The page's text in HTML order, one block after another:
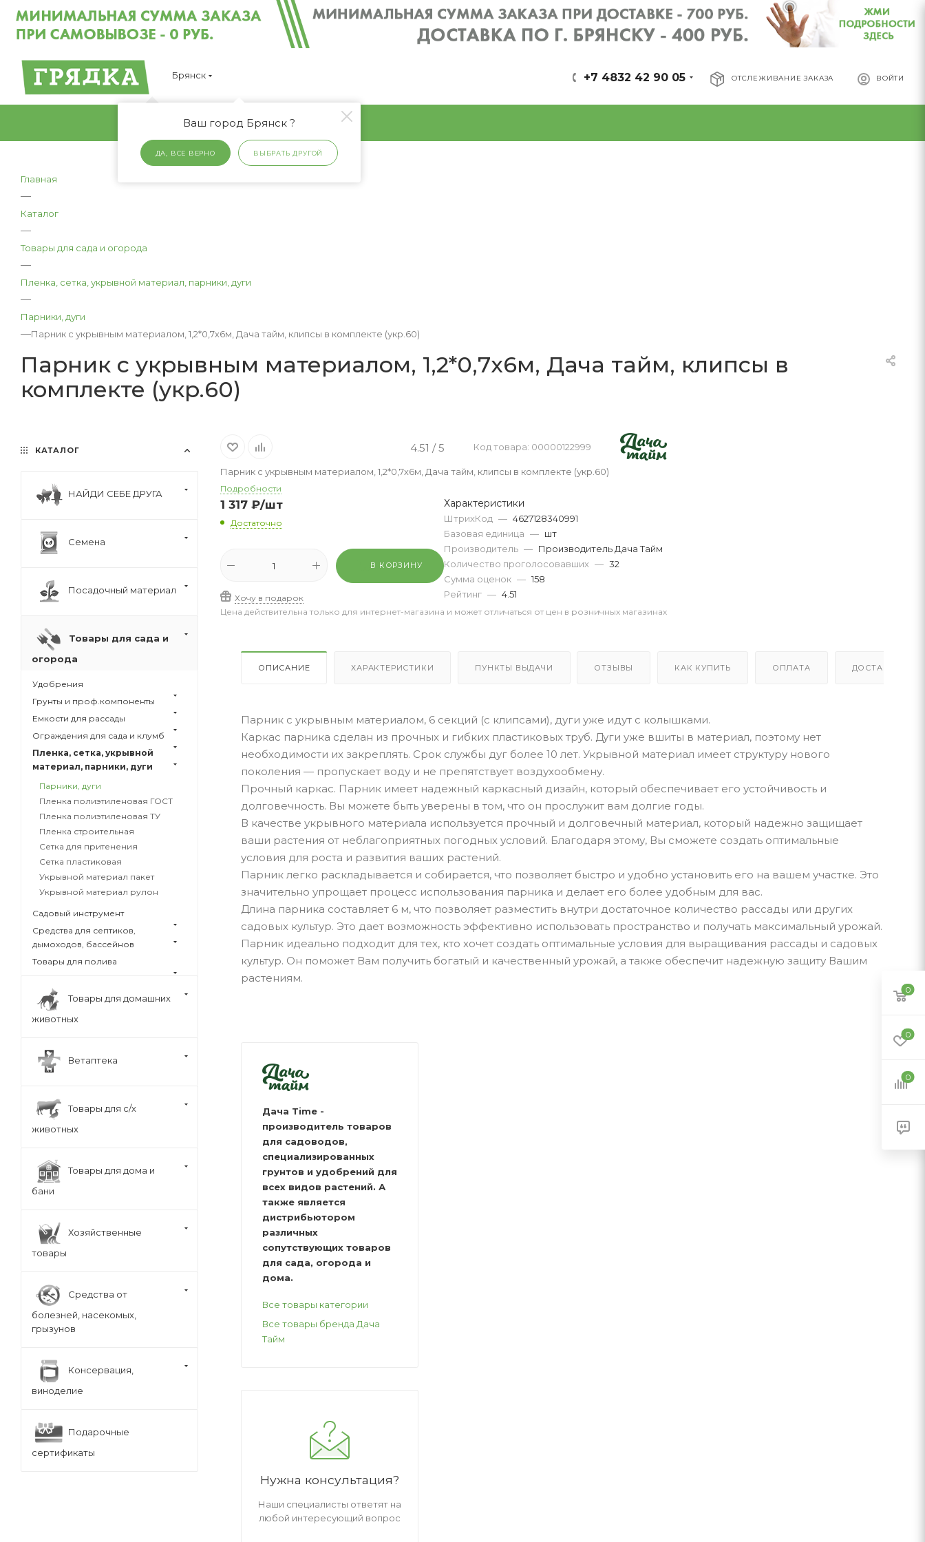
Брянск
Ваш город Брянск ?
ДА, ВСЕ ВЕРНО ВЫБРАТЬ ДРУГОЙ
ОТСЛЕЖИВАНИЕ ЗАКАЗА ВОЙТИ
+7 4832 42 90 05
Главная
—
Каталог
—
Товары для сада и огорода
—
Пленка, сетка, укрывной материал, парники, дуги
—
Парники, дуги
—Парник с укрывным материалом, 1,2*0,7х6м, Дача тайм, клипсы в комплекте (укр.60)
Парник с укрывным материалом, 1,2*0,7х6м, Дача тайм, клипсы в
комплекте (укр.60)
4.51 / 5 Код товара: 00000122999
Парник с укрывным материалом, 1,2*0,7х6м, Дача тайм, клипсы в комплекте (укр.60)
Подробности
1 317 ₽/шт
Достаточно
В КОРЗИНУ
Хочу в подарок
Характеристики
ШтрихКод — 4627128340991
Базовая единица — шт
Производитель — Производитель Дача Тайм
Количество проголосовавших — 32
Сумма оценок — 158
Рейтинг — 4.51
Цена действительна только для интернет-магазина и может отличаться от цен в розничных магазинах
ОПИСАНИЕ ХАРАКТЕРИСТИКИ ПУНКТЫ ВЫДАЧИ ОТЗЫВЫ КАК КУПИТЬ ОПЛАТА ДОСТАВКА
Парник с укрывным материалом, 6 секций (с клипсами), дуги уже идут с колышками.
Каркас парника сделан из прочных и гибких пластиковых труб. Дуги уже вшиты в материал, поэтому нет
необходимости их закреплять. Срок службы дуг более 10 лет. Укрывной материал имеет структуру нового
поколения — пропускает воду и не препятствует воздухообмену.
Прочный каркас. Парник имеет надежный каркасный дизайн, который обеспечивает его устойчивость и
долговечность. Вы можете быть уверены в том, что он прослужит вам долгие годы.
В качестве укрывного материала используется прочный и долговечный материал, который надежно защищает
ваши растения от неблагоприятных погодных условий. Благодаря этому, Вы сможете создать оптимальные
условия для роста и развития ваших растений.
Парник легко раскладывается и собирается, что позволяет быстро и удобно установить его на вашем участке. Это
значительно упрощает процесс использования парника и делает его более удобным для вас.
Длина парника составляет 6 м, что позволяет разместить внутри достаточное количество рассады или других
садовых культур. Это дает возможность эффективно использовать пространство и получать максимальный урожай.
Парник идеально подходит для тех, кто хочет создать оптимальные условия для выращивания рассады и садовых
культур. Он поможет Вам получить богатый и качественный урожай, а также обеспечит надежную защиту Вашим
растениям.
Дача Time -
производитель товаров
для садоводов,
специализированных
грунтов и удобрений для
всех видов растений. А
также является
дистрибьютором
различных
сопутствующих товаров
для сада, огорода и
дома.
Все товары категории
Все товары бренда Дача
Тайм
Нужна консультация?
Наши специалисты ответят на
любой интересующий вопрос
КАТАЛОГ
НАЙДИ СЕБЕ ДРУГА
Семена
Посадочный материал
Товары для сада и
огорода
Удобрения
Грунты и проф.компоненты
Емкости для рассады
Ограждения для сада и клумб
Пленка, сетка, укрывной
материал, парники, дуги
Парники, дуги
Пленка полиэтиленовая ГОСТ
Пленка полиэтиленовая ТУ
Пленка строительная
Сетка для притенения
Сетка пластиковая
Укрывной материал пакет
Укрывной материал рулон
Садовый инструмент
Средства для септиков,
дымоходов, бассейнов
Товары для полива
Товары для домашних
животных
Ветаптека
Товары для с/х
животных
Товары для дома и
бани
Хозяйственные
товары
Средства от
болезней, насекомых,
грызунов
Консервация,
виноделие
Подарочные
сертификаты
0
0
0